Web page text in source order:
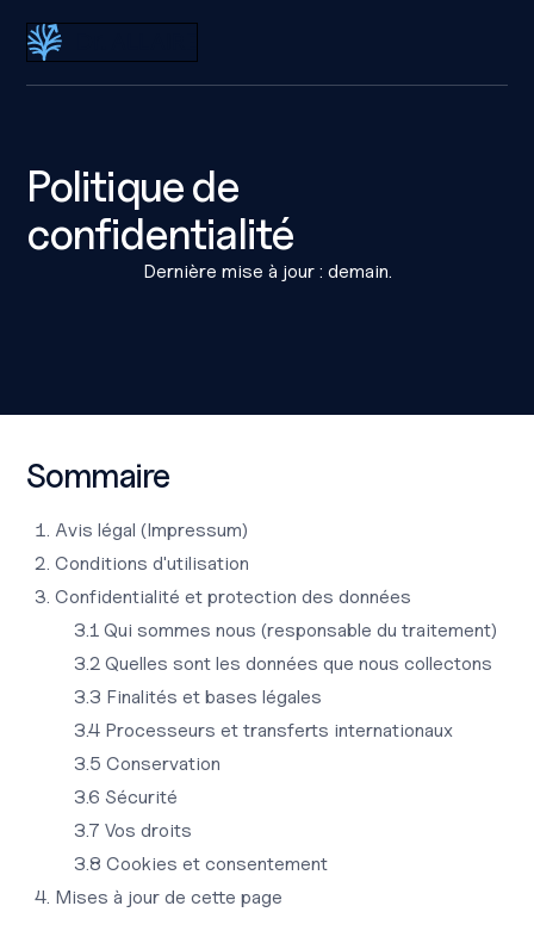
Dr Éric Allaire
Politique de
confidentialité
Dernière mise à jour : demain.
Sommaire
Avis légal (Impressum)
Conditions d'utilisation
Confidentialité et protection des données
3.1 Qui sommes nous (responsable du traitement)
3.2 Quelles sont les données que nous collectons
3.3 Finalités et bases légales
3.4 Processeurs et transferts internationaux
3.5 Conservation
3.6 Sécurité
3.7 Vos droits
3.8 Cookies et consentement
Mises à jour de cette page